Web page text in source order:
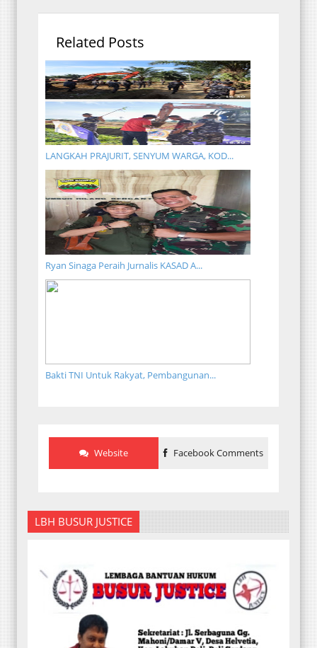
Related Posts
LANGKAH PRAJURIT, SENYUM WARGA, KOD...
Ryan Sinaga Peraih Jurnalis KASAD A...
Bakti TNI Untuk Rakyat, Pembangunan...
Website Facebook Comments
LBH BUSUR JUSTICE